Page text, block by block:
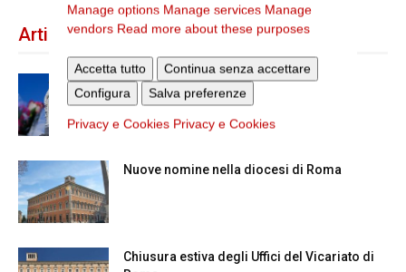
Manage options Manage services Manage
vendors Read more about these purposes
Accetta tutto
Continua senza accettare
Configura
Salva preferenze
Privacy e Cookies Privacy e Cookies
Articoli recenti
Dal 28 al 31 agosto il pellegrinaggio
diocesano a Lourdes
Nuove nomine nella diocesi di Roma
Chiusura estiva degli Uffici del Vicariato di